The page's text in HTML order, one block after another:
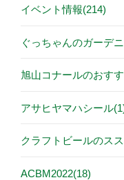
イベント情報(214)
ぐっちゃんのガーデ
旭山コナールのおす
アサヒヤマハシール
クラフトビールのス
ACBM2022(18)